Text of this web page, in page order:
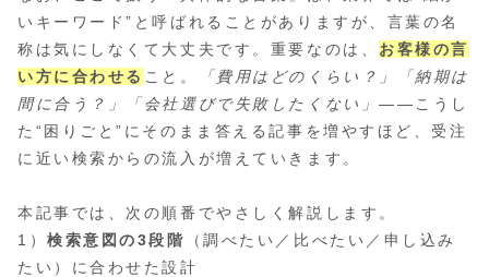
いキーワード”と呼ばれることがありますが、言葉の名
称は気にしなくて大丈夫です。重要なのは、 お客様の言
い方に合わせる こと。
「費用はどのくらい？」「納期は
間に合う？」「会社選びで失敗したくない」――こうし
た“困りごと”にそのまま答える記事を増やすほど、受注
に近い検索からの流入が増えていきます。
本記事では、次の順番でやさしく解説します。
1）検索意図の3段階
（調べたい／比べたい／申し込み
たい）に合わせた設計